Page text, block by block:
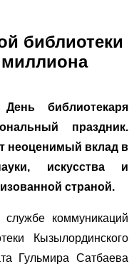
библиотеки
миллиона
библиотекаря
праздник.
неоценимый вклад в
искусства и
страной.
коммуникаций
Кызылординского
Гульмира Сатбаева